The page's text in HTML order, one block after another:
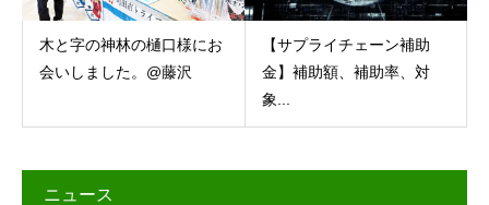
木と字の神林の樋口様にお
会いしました。@藤沢
【サプライチェーン補助
金】補助額、補助率、対
象...
ニュース